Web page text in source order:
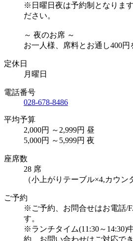
※日曜日夜は予約制となりま
ださい。
～ 夜のお席 ～
お一人様、席料とお通し400円
定休日
月曜日
電話番号
028-678-8486
平均予算
2,000円 ～2,999円 昼
5,000円 ～5,999円 夜
座席数
28 席
（小上がりテーブル×4,カウン
ご予約
※ご予約、お問合せはお電話/
す。
※ランチタイム(11:30～14:30)